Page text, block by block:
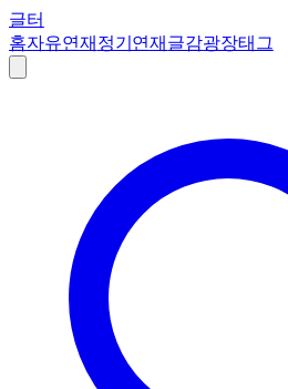
글터
홈자유연재 정기연재 글감광장태그